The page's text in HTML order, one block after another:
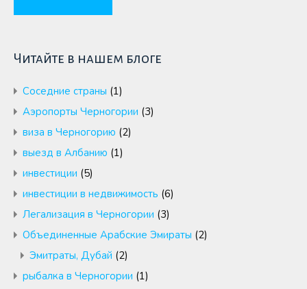
Читайте в нашем блоге
Cоседние страны (1)
Аэропорты Черногории (3)
виза в Черногорию (2)
выезд в Албанию (1)
инвестиции (5)
инвестиции в недвижимость (6)
Легализация в Черногории (3)
Объединенные Арабские Эмираты (2)
Эмитраты, Дубай (2)
рыбалка в Черногории (1)